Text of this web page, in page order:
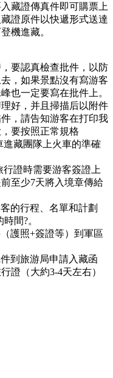
藏證傳真件即可購票上
證原件以快遞形式送達
機進藏。
要認真檢查批件，以防
，如果景點沒有寫游客
也一定要寫在批件上。
好，并且掃描后以附件
，請告知游客在打印我
要按照正常規格
進藏團隊上火車的準確
證時需要游客簽證上
至少7天將入境章傳給
的行程、名單和計劃
間?。
護照+簽證等）到軍區
到旅游局申請入藏函
證（大約3-4天左右）